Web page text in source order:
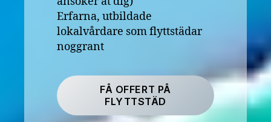
Erfarna, utbildade
lokalvårdare som flyttstädar
noggrant
FÅ OFFERT PÅ
FLYTTSTÄD